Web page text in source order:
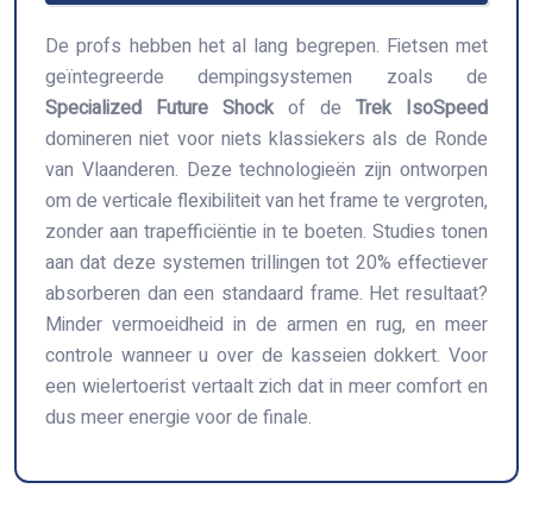
De profs hebben het al lang begrepen. Fietsen met
geïntegreerde dempingsystemen zoals de
Specialized Future Shockof de Trek IsoSpeed
domineren niet voor niets klassiekers als de Ronde
van Vlaanderen. Deze technologieën zijn ontworpen
om de verticale flexibiliteit van het frame te vergroten,
zonder aan trapefficiëntie in te boeten. Studies tonen
aan dat deze systemen trillingen tot 20% effectiever
absorberen dan een standaard frame. Het resultaat?
Minder vermoeidheid in de armen en rug, en meer
controle wanneer u over de kasseien dokkert. Voor
een wielertoerist vertaalt zich dat in meer comfort en
dus meer energie voor de finale.